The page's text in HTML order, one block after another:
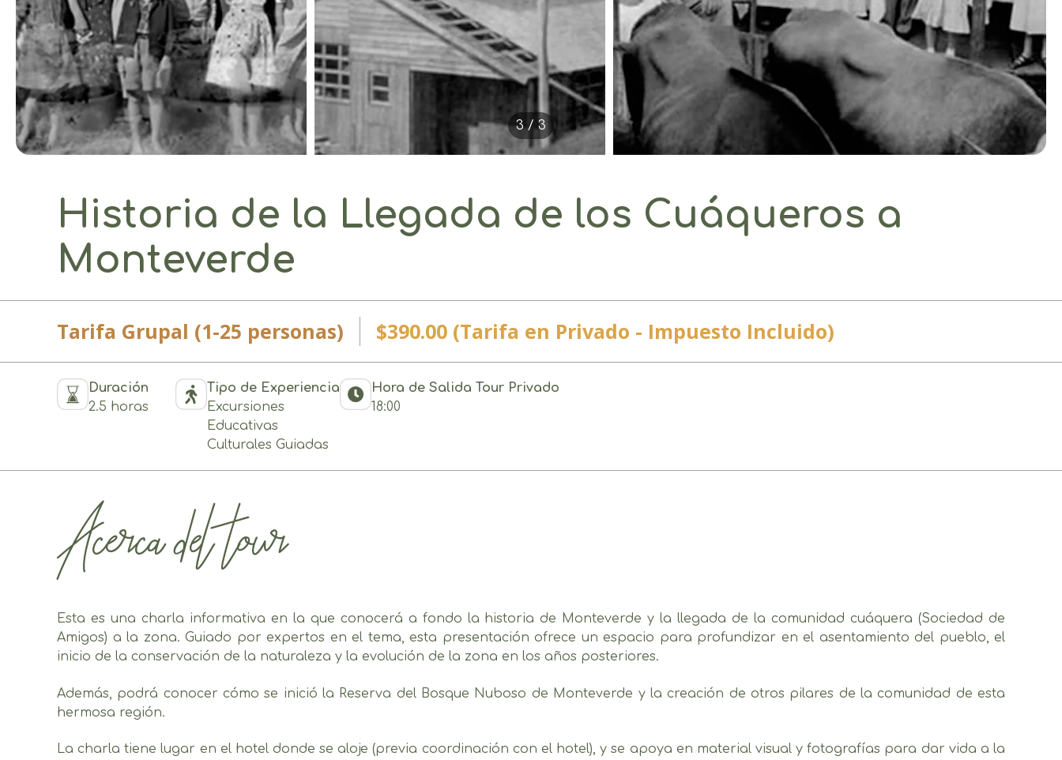
3 / 3
Historia de la Llegada de los Cuáqueros a
Monteverde
Tarifa Grupal (1-25 personas) $390.00 (Tarifa en Privado - Impuesto Incluido)
Duración
2.5 horas
Tipo de Experiencia
Excursiones
Educativas
Culturales Guiadas
Hora de Salida Tour Privado
18:00
Acerca del tour
Esta es una charla informativa en la que conocerá a fondo la historia de Monteverde y la llegada de la comunidad cuáquera (Sociedad de
Amigos) a la zona. Guiado por expertos en el tema, esta presentación ofrece un espacio para profundizar en el asentamiento del pueblo, el
inicio de la conservación de la naturaleza y la evolución de la zona en los años posteriores.
Además, podrá conocer cómo se inició la Reserva del Bosque Nuboso de Monteverde y la creación de otros pilares de la comunidad de esta
hermosa región.
La charla tiene lugar en el hotel donde se aloje (previa coordinación con el hotel), y se apoya en material visual y fotografías para dar vida a la